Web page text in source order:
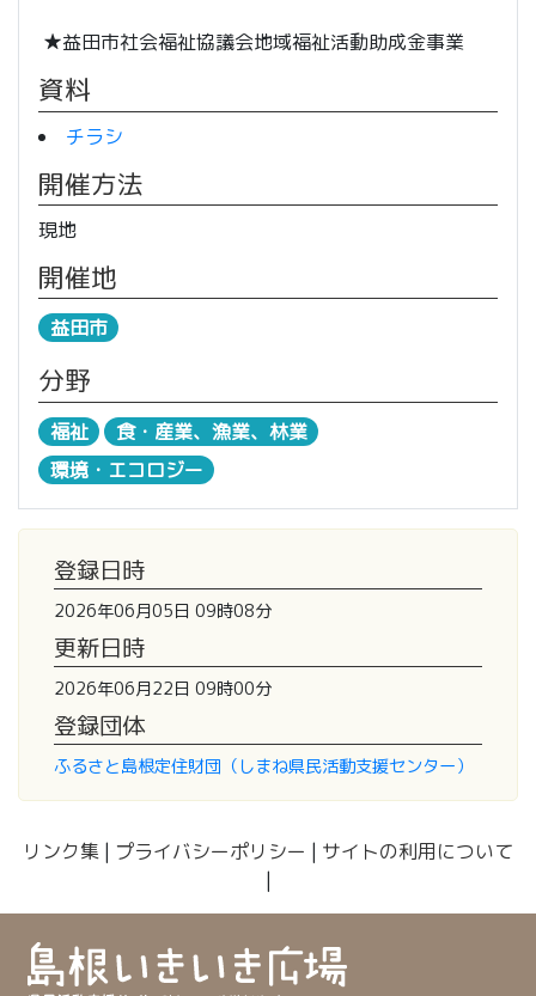
★益田市社会福祉協議会地域福祉活動助成金事業
資料
チラシ
開催方法
現地
開催地
益田市
分野
福祉
食・産業、漁業、林業
環境・エコロジー
登録日時
2026年06月05日 09時08分
更新日時
2026年06月22日 09時00分
登録団体
ふるさと島根定住財団（しまね県民活動支援センター）
リンク集 | プライバシーポリシー | サイトの利用について
|